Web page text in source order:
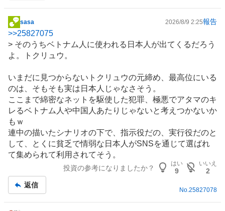
掲
示
板
記
sasa 2026/8/9 2:25報告
>>25827075
> そのうちベトナム 人に使われる日本人が出てくるだろう
よ。トクリュウ。
いまだに見つからないトクリュウの元締め、最高位にいる
のは、そもそも実は日本人じゃなさそう。
ここまで綿密なネットを駆使した犯罪、極悪でアタマのキ
レるベトナム人や中国人あたりじゃないと考えつかないか
もｗ
連中の描いたシナリオの下で、指示役だの、実行役だのと
して、とくに貧乏で情弱な日本人がSNSを通じて選ばれ
て集められて利用されてそう。
投資の参考になりましたか？
はい
9
いいえ
2
返信
No.25827078